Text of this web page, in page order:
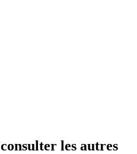
les autres